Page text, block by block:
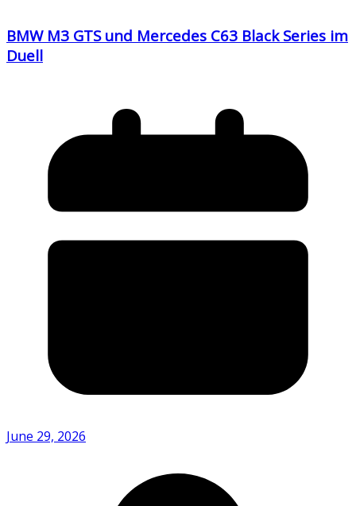
BMW M3 GTS und Mercedes C63 Black Series im
Duell
June 29, 2026